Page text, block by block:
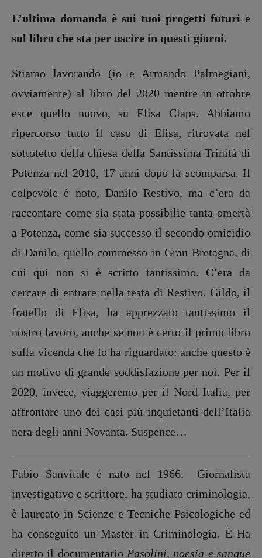
L’ultima domanda è sui tuoi progetti futuri e
sul libro che sta per uscire in questi giorni.
Stiamo lavorando (io e Armando Palmegiani,
ovviamente) al libro del 2020 mentre in ottobre
esce quello nuovo, su Elisa Claps. Abbiamo
ripercorso tutto il caso di Elisa, ritrovata nel
sottotetto della chiesa della Santissima Trinità di
Potenza nel 2010, 17 anni dopo la scomparsa. Il
colpevole è noto, Danilo Restivo, ma c’era da
raccontare come sia stata possibilie tanta omertà
a Potenza, come sia successo il secondo omicidio
di Danilo, quello commesso in Gran Bretagna, di
cui qui non si è scritto tantissimo. C’era da
cercare di entrare nella testa di Restivo. Gildo, il
fratello di Elisa, ha apprezzato tantissimo il
nostro lavoro, anche se non è certo il primo libro
sulla vicenda che lo ha riguardato: anche questo è
un motivo di grande soddisfazione per noi. Per il
2020, invece, viaggeremo per il Nord Italia, per
affrontare uno dei casi più inquietanti dell’Italia
nera degli anni Novanta. Suspence…
Fabio Sanvitale è nato nel 1966. Giornalista
investigativo e scrittore, ha studiato criminologia,
è laureato in Scienze e Tecniche Psicologiche ed
ha conseguito un Master in Criminologia. È Ha
diretto il documentario Pasolini, poesia e sangue